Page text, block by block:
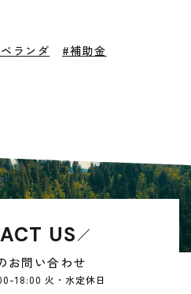
ランダ #補助金
US
お問い合わせ
18:00 火・水定休日